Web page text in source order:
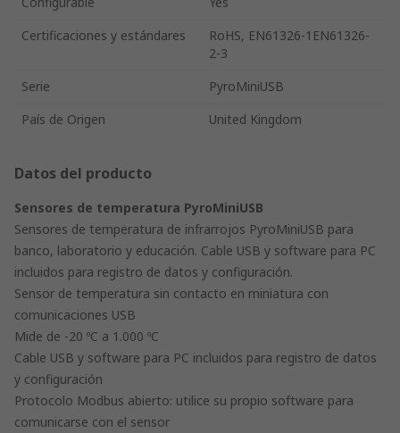
Certificaciones y estándares
RoHS, EN61326-1EN61326-
2-3
Serie
PyroMiniUSB
País de Origen
United Kingdom
Datos del producto
Sensores de temperatura PyroMiniUSB
Sensores de temperatura de infrarrojos PyroMiniUSB para
banco, laboratorio y educación. Cable USB y software para PC
incluidos para registro de datos y configuración.
Sensor de temperatura sin contacto en miniatura con
comunicaciones USB
Mide de -20 ºC a 1.000 ºC
Cable USB y software para PC incluidos para registro de datos
y configuración
Protocolo Modbus abierto: utilice su propio software para
comunicarse con el sensor